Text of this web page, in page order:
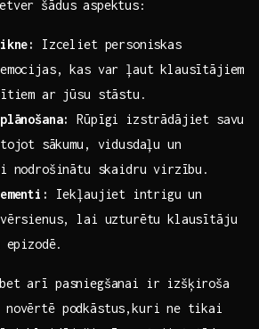
‌šādus aspektus:
Izceliet ‌personiskas
kas‌ var ļaut klausītājiem
ar jūsu ‌stāstu.
Rūpīgi izstrādājiet savu‌
sākumu, vidusdaļu un
nodrošinātu ⁤skaidru virzību.
Iekļaujiet ⁢intrigu un
lai uzturētu klausītāju
arī pasniegšanai ir izšķiroša
podkāstus,kuri ne ⁤tikai